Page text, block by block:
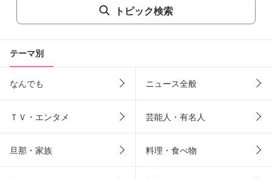
トピック検索
テーマ別
なんでも ニュース全般
ＴＶ・エンタメ 芸能人・有名人
旦那・家族 料理・食べ物